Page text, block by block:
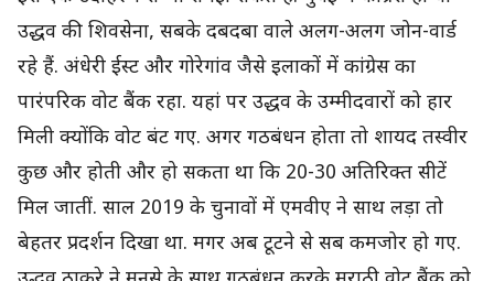
उद्धव की शिवसेना, सबके दबदबा वाले अलग-अलग जोन-वार्ड
रहे हैं. अंधेरी ईस्ट और गोरेगांव जैसे इलाकों में कांग्रेस का
पारंपरिक वोट बैंक रहा. यहां पर उद्धव के उम्मीदवारों को हार
मिली क्योंकि वोट बंट गए. अगर गठबंधन होता तो शायद तस्वीर
कुछ और होती और हो सकता था कि 20-30 अतिरिक्त सीटें
मिल जातीं. साल 2019 के चुनावों में एमवीए ने साथ लड़ा तो
बेहतर प्रदर्शन दिखा था. मगर अब टूटने से सब कमजोर हो गए.